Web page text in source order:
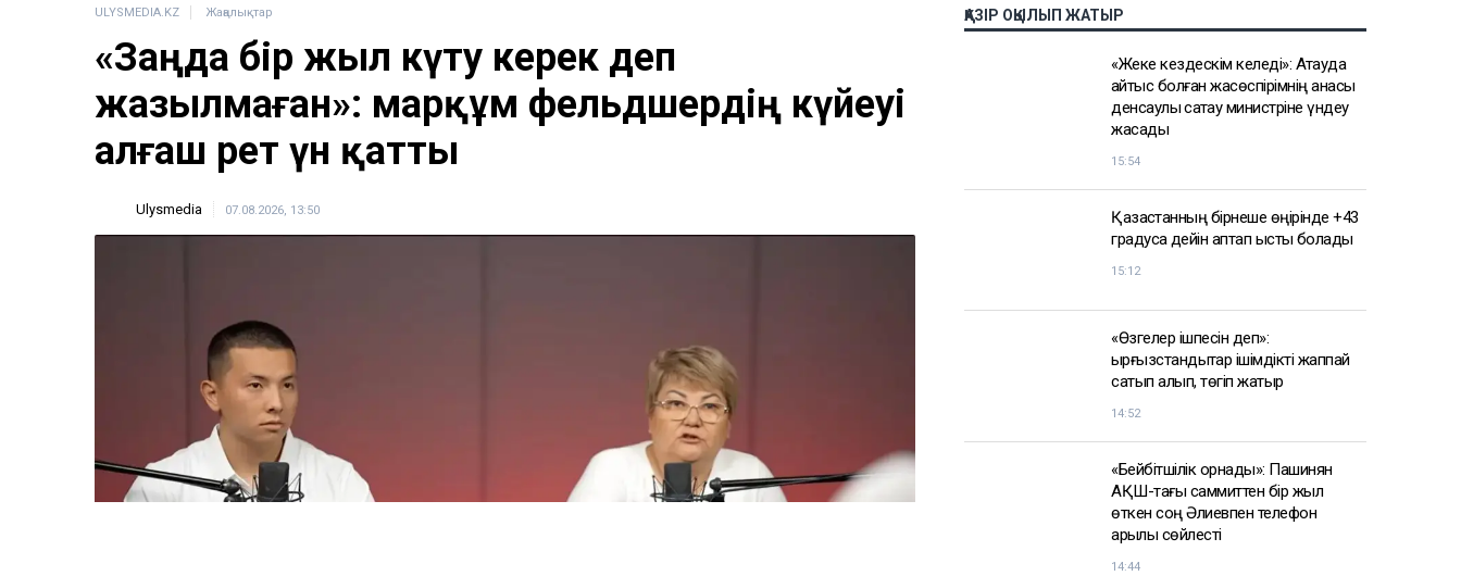
ULYSMEDIA.KZ Жаңалықтар
«Заңда бір жыл күту керек деп
жазылмаған»: марқұм фельдшердің күйеуі
алғаш рет үн қатты
Ulysmedia 07.08.2026, 13:50
ҚАЗІР ОҚЫЛЫП ЖАТЫР
«Жеке кездескім келеді»: Ақтауда
қайтыс болған жасөспірімнің анасы
денсаулық сақтау министріне үндеу
жасады
15:54
Қазақстанның бірнеше өңірінде +43
градусқа дейін аптап ыстық болады
15:12
«Өзгелер ішпесін деп»:
қырғызстандықтар ішімдікті жаппай
сатып алып, төгіп жатыр
14:52
«Бейбітшілік орнады»: Пашинян
АҚШ-тағы саммиттен бір жыл
өткен соң Әлиевпен телефон
арқылы сөйлесті
14:44